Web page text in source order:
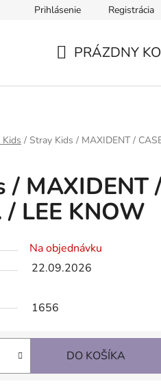
Prihlásenie Registrácia
PRÁZDNY
Kids / Stray Kids / MAXIDENT /
/ MAXIDENT
/ LEE KNOW
Na objednávku
22.09.2026
1656
DO KOŠÍKA